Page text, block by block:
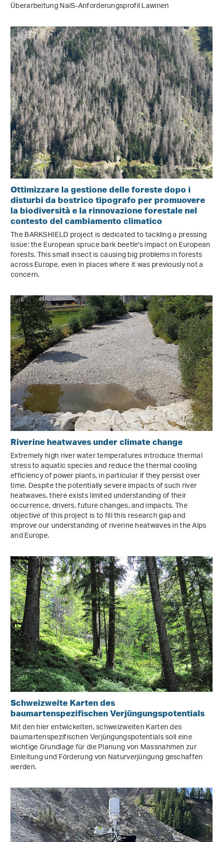
Überarbeitung NaiS-Anforderungsprofil Lawinen
Ottimizzare la gestione delle foreste dopo i
disturbi da bostrico tipografo per promuovere
la biodiversità e la rinnovazione forestale nel
contesto del cambiamento climatico
The BARKSHIELD project is dedicated to tackling a pressing
issue: the European spruce bark beetle's impact on European
forests. This small insect is causing big problems in forests
across Europe, even in places where it was previously not a
concern.
Riverine heatwaves under climate change
Extremely high river water temperatures introduce thermal
stress to aquatic species and reduce the thermal cooling
efficiency of power plants, in particular if they persist over
time. Despite the potentially severe impacts of such river
heatwaves, there exists limited understanding of their
occurrence, drivers, future changes, and impacts. The
objective of this project is to fill this research gap and
improve our understanding of riverine heatwaves in the Alps
and Europe.
Schweizweite Karten des
baumartenspezifischen Verjüngungspotentials
Mit den hier entwickelten, schweizweiten Karten des
baumartenspezifischen Verjüngungspotentials soll eine
wichtige Grundlage für die Planung von Massnahmen zur
Einleitung und Förderung von Naturverjüngung geschaffen
werden.